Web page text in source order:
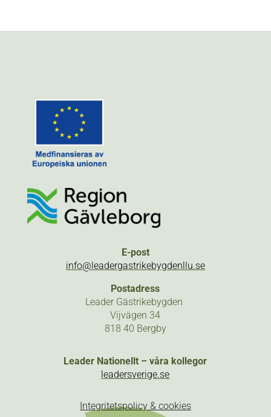
E-post
info@leadergastrikebygdenllu.se
Postadress
Leader Gästrikebygden
Vijvägen 34
818 40 Bergby
Leader Nationellt – våra kollegor
leadersverige.se
Integritetspolicy & cookies